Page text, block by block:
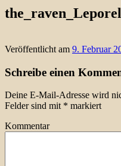
Veröffentlicht am 9. Februar
Schreibe einen
Deine E-Mail-Adresse wird
Felder sind mit * markiert
Kommentar